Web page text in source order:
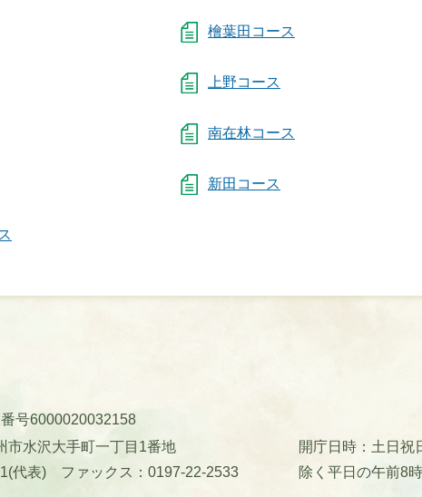
檜葉田コース
上野コース
南在林コース
新田コース
号6000020032158
水沢大手町一丁目1番地
代表)
ファックス：0197-22-2533
開庁日時：土日祝
除く平日の午前8